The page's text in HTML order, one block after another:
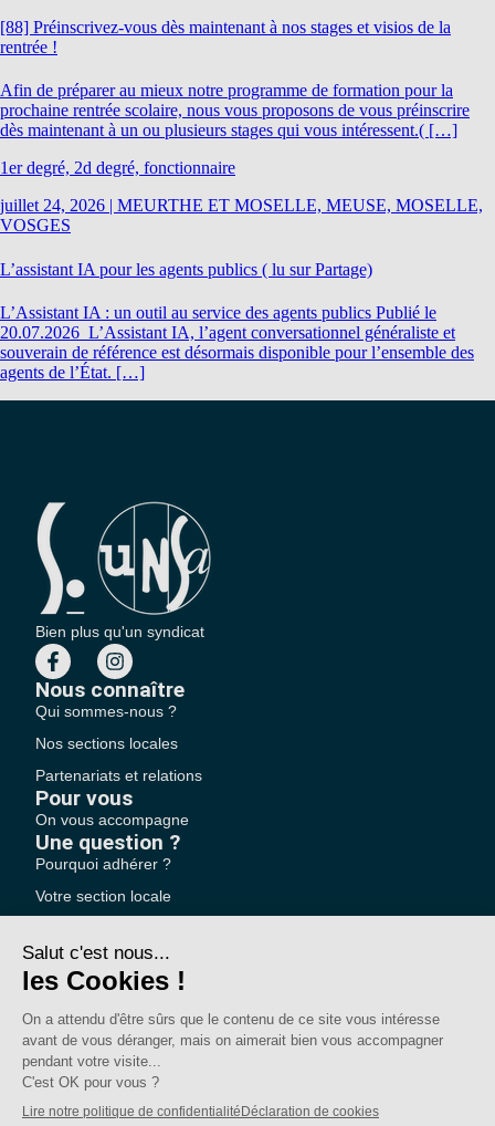
[88] Préinscrivez-vous dès maintenant à nos stages et visios de la
rentrée !
Afin de préparer au mieux notre programme de formation pour la
prochaine rentrée scolaire, nous vous proposons de vous préinscrire
dès maintenant à un ou plusieurs stages qui vous intéressent.( […]
1er degré, 2d degré, fonctionnaire
juillet 24, 2026 | MEURTHE ET MOSELLE, MEUSE, MOSELLE,
VOSGES
L’assistant IA pour les agents publics ( lu sur Partage)
L’Assistant IA : un outil au service des agents publics Publié le
20.07.2026 L’Assistant IA, l’agent conversationnel généraliste et
souverain de référence est désormais disponible pour l’ensemble des
agents de l’État. […]
Bien plus qu'un syndicat
Nous connaître
Qui sommes-nous ?
Nos sections locales
Partenariats et relations
Pour vous
On vous accompagne
Une question ?
Pourquoi adhérer ?
Votre section locale
Nous contacter
Votre espace
Adhérer au SE-UNSA